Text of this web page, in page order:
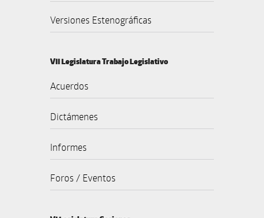
Versiones Estenográficas
VII Legislatura Trabajo Legislativo
Acuerdos
Dictámenes
Informes
Foros / Eventos